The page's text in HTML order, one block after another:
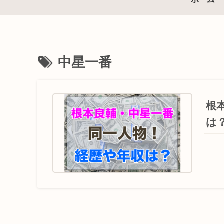
中星一番
根
は